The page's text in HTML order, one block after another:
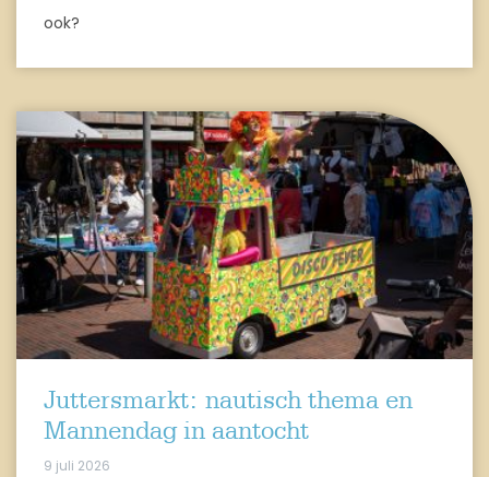
ook?
Juttersmarkt: nautisch thema en
Mannendag in aantocht
9 juli 2026